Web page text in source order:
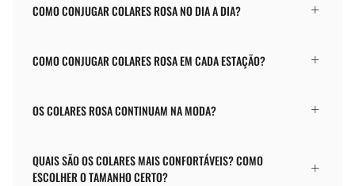
COMO CONJUGAR COLARES ROSA NO DIA A DIA?
COMO CONJUGAR COLARES ROSA EM CADA ESTAÇÃO?
OS COLARES ROSA CONTINUAM NA MODA?
QUAIS SÃO OS COLARES MAIS CONFORTÁVEIS? COMO
ESCOLHER O TAMANHO CERTO?